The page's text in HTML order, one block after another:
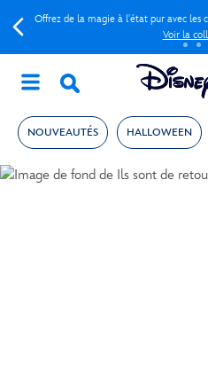
Offrez de la magie à l'état pur avec les
Voir la
NOUVEAUTÉS HALLOWEEN